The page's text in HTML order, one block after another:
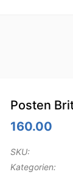
Posten
160.00
SKU:
Kategorien: